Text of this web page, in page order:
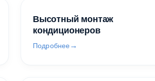
Высотный монтаж
кондиционеров
Подробнее